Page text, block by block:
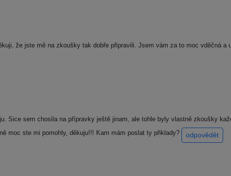
že jste mě na zkoušky tak dobře připravili. Jsem vám za to moc vděčná a
Sice sem chosila na přípravky ještě jinam, ale tohle byly vlastně zkoušky
moc ste mi pomohly, děkuju!!! Kam mám poslat ty přiklady?
odpovědět